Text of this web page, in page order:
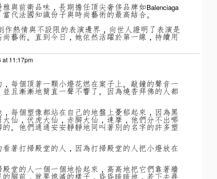
與前衛品味，長期擔任頂尖奢侈品牌如Balenciaga
代法國知識份子與時尚藝術的最高結合。
作熱情與不設限的表演邊界，向世人證明了表演是
藝術。直到今日，她依然活躍於第一線，持續用
at 11:17pm
每個頂著一顆小燈花燃在案子上。敲鐘的聲音一
且漸漸地簡直一聲不響了。因為燒香拜佛的人都
每個塑像都站在自己的地盤上憂郁起來，因為黑
仙，伏虎大仙，赤腳大仙，達摩，他們分不出哪
。他們通通安安靜靜地同叫著別的名字的許多塑
著打掃殿堂的人，因為打掃殿堂的人把小燈放在
堂的人一個一個地拾起來，高高地把它們靠著牆
腳前，就要熄滅的樣子，昏昏暗暗地，若下去尋